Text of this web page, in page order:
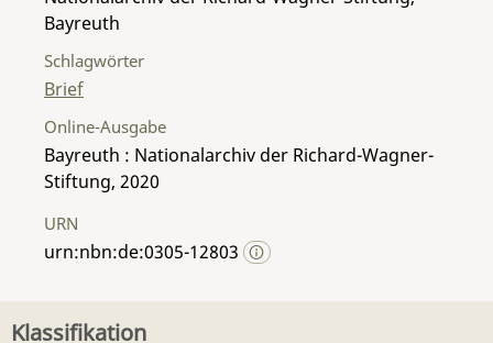
Bayreuth
Schlagwörter
Brief
Online-Ausgabe
Bayreuth : Nationalarchiv der Richard-Wagner-
Stiftung, 2020
URN
urn:nbn:de:0305-12803
Klassifikation